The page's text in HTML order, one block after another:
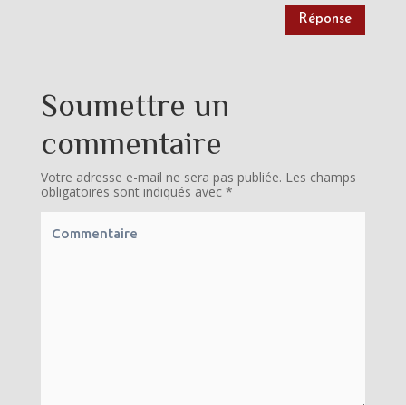
Réponse
Soumettre un
commentaire
Votre adresse e-mail ne sera pas publiée. Les champs
obligatoires sont indiqués avec *